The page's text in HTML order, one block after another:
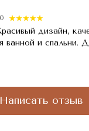
дизайн,
ванной и спальни.
Написать отзыв